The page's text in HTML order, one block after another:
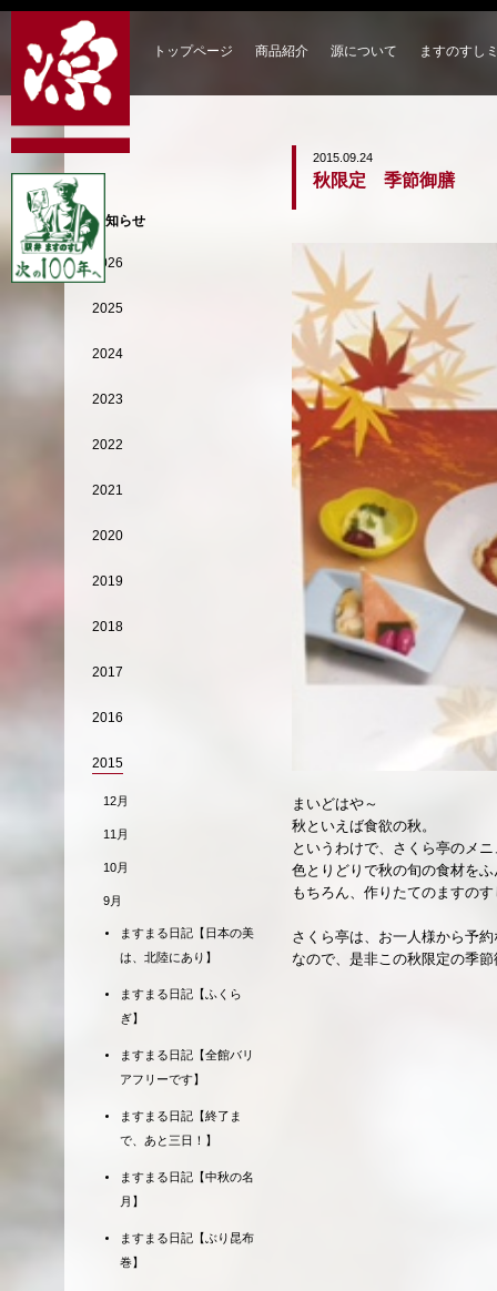
トップページ 商品紹介 源について ますのすし
2015.09.24
秋限定 季節御膳
まいどはや～
秋といえば食欲の秋。
というわけで、さくら亭のメ
色とりどりで秋の旬の食材を
もちろん、作りたてのますの
さくら亭は、お一人様から予
なので、是非この秋限定の季
お知らせ
2026
2025
2024
2023
2022
2021
2020
2019
2018
2017
2016
2015
12月
11月
10月
9月
ますまる日記【日本の美
は、北陸にあり】
ますまる日記【ふくら
ぎ】
ますまる日記【全館バリ
アフリーです】
ますまる日記【終了ま
で、あと三日！】
ますまる日記【中秋の名
月】
ますまる日記【ぶり昆布
巻】